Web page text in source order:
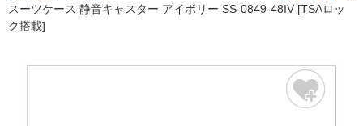
スーツケース 静音キャスター アイボリー SS-0849-48IV [TSAロッ
ク搭載]